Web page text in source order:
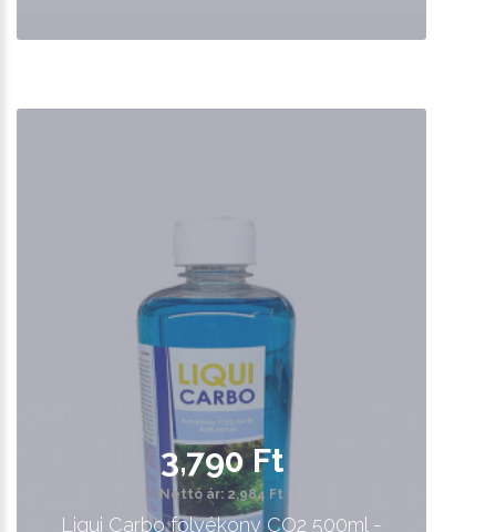
3,790 Ft
Nettó ár: 2,984 Ft
Liqui Carbo folyékony CO2 500ml -